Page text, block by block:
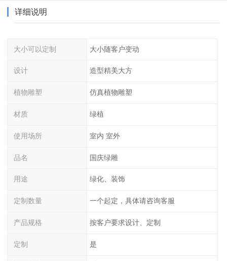
详细说明
大小可以定制 大小随客户变动
设计 造型精美大方
植物雕塑 仿真植物雕塑
材质 绿植
使用场所 室内 室外
品名 国庆绿雕
用途 绿化、装饰
定制数量 一个起定，具体请咨询客服
产品规格 按客户要求设计、定制
定制 是